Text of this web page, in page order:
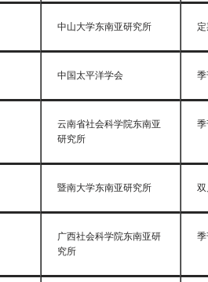
中山大学东南亚研究所
中国太平洋学会
云南省社会科学院东南亚
研究所
暨南大学东南亚研究所
广西社会科学院东南亚研
究所